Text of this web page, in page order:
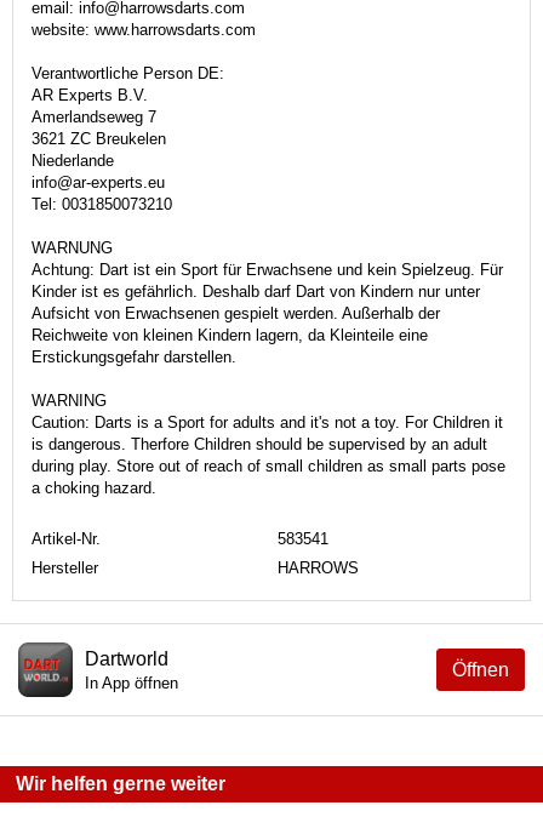
email: info@harrowsdarts.com
website: www.harrowsdarts.com
Verantwortliche Person DE:
AR Experts B.V.
Amerlandseweg 7
3621 ZC Breukelen
Niederlande
info@ar-experts.eu
Tel: 0031850073210
WARNUNG
Achtung: Dart ist ein Sport für Erwachsene und kein Spielzeug. Für
Kinder ist es gefährlich. Deshalb darf Dart von Kindern nur unter
Aufsicht von Erwachsenen gespielt werden. Außerhalb der
Reichweite von kleinen Kindern lagern, da Kleinteile eine
Erstickungsgefahr darstellen.
WARNING
Caution: Darts is a Sport for adults and it's not a toy. For Children it
is dangerous. Therfore Children should be supervised by an adult
during play. Store out of reach of small children as small parts pose
a choking hazard.
Artikel-Nr.
583541
Hersteller
HARROWS
Öffnen
Dartworld
In App öffnen
Wir helfen gerne weiter